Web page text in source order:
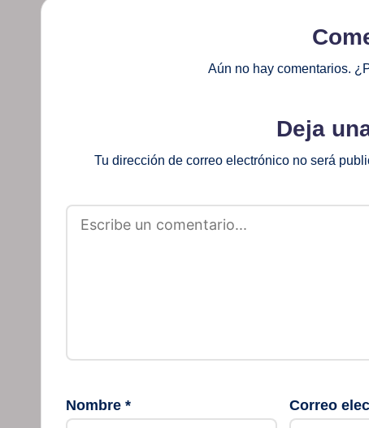
Aún no hay comentarios.
Deja
Tu dirección de correo electrónico no será
Nombre * Correo